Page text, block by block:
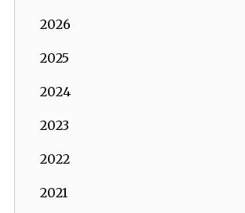
2026
2025
2024
2023
2022
2021